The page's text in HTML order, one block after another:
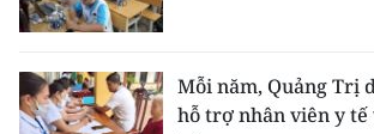
Mỗi năm, Quảng Trị
hỗ trợ nhân viên y tế